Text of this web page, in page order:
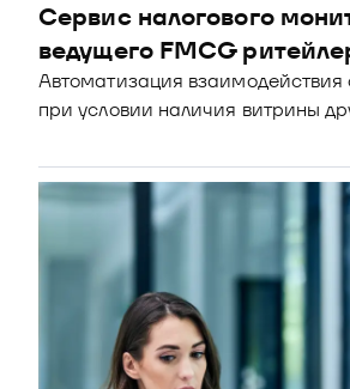
Сервис налогового
ведущего FMCG
Автоматизация
при условии наличия витрины